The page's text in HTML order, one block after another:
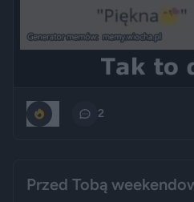
2
Przed Tobą